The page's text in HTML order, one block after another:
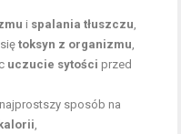
i spalania tłuszczu,
siętoksyn z organizmu,
uczucie sytości przed
sposób na
,